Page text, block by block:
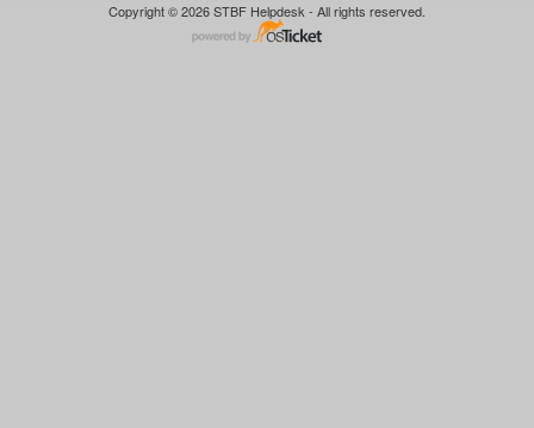
Copyright © 2026 STBF Helpdesk - All rights reserved.